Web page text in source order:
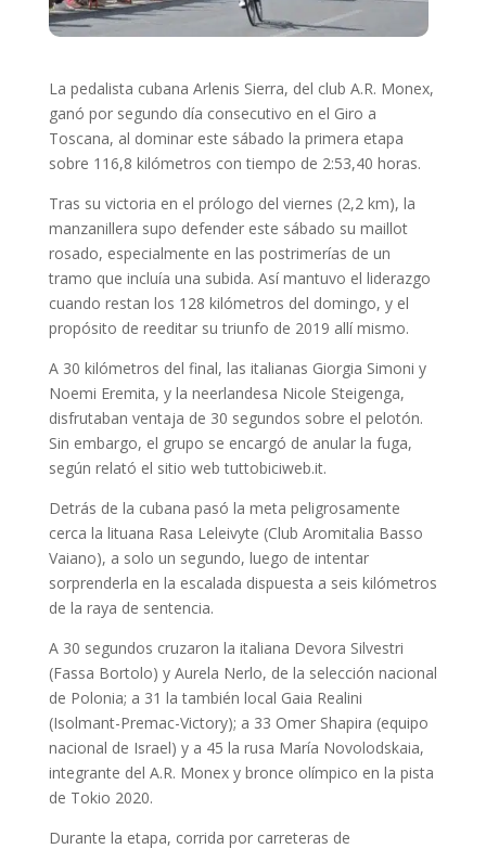
La pedalista cubana Arlenis Sierra, del club A.R. Monex,
ganó por segundo día consecutivo en el Giro a
Toscana, al dominar este sábado la primera etapa
sobre 116,8 kilómetros con tiempo de 2:53,40 horas.
Tras su victoria en el prólogo del viernes (2,2 km), la
manzanillera supo defender este sábado su maillot
rosado, especialmente en las postrimerías de un
tramo que incluía una subida. Así mantuvo el liderazgo
cuando restan los 128 kilómetros del domingo, y el
propósito de reeditar su triunfo de 2019 allí mismo.
A 30 kilómetros del final, las italianas Giorgia Simoni y
Noemi Eremita, y la neerlandesa Nicole Steigenga,
disfrutaban ventaja de 30 segundos sobre el pelotón.
Sin embargo, el grupo se encargó de anular la fuga,
según relató el sitio web tuttobiciweb.it.
Detrás de la cubana pasó la meta peligrosamente
cerca la lituana Rasa Leleivyte (Club Aromitalia Basso
Vaiano), a solo un segundo, luego de intentar
sorprenderla en la escalada dispuesta a seis kilómetros
de la raya de sentencia.
A 30 segundos cruzaron la italiana Devora Silvestri
(Fassa Bortolo) y Aurela Nerlo, de la selección nacional
de Polonia; a 31 la también local Gaia Realini
(Isolmant-Premac-Victory); a 33 Omer Shapira (equipo
nacional de Israel) y a 45 la rusa María Novolodskaia,
integrante del A.R. Monex y bronce olímpico en la pista
de Tokio 2020.
Durante la etapa, corrida por carreteras de